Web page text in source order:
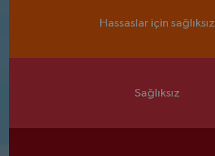
Hassaslar için sağlıksız
Sağlıksız